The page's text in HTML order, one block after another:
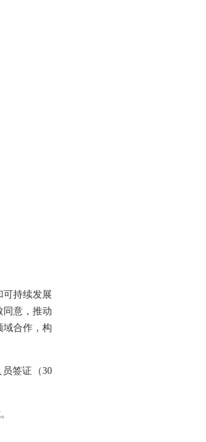
可持续发展
同意，推动
域合作，构
签证（30